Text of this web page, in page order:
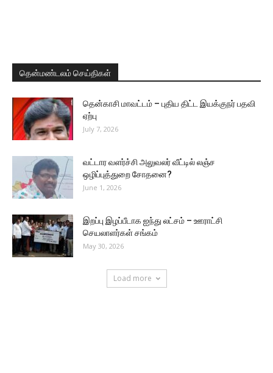
தென்மண்டலம் செய்திகள்
தென்காசி மாவட்டம் – புதிய திட்ட இயக்குநர் பதவி
ஏற்பு
July 7, 2026
வட்டார வளர்ச்சி அலுவலர் வீட்டில் லஞ்ச
ஒழிப்புத்துறை சோதனை?
June 1, 2026
இறப்பு இழப்பீடாக ஐந்து லட்சம் – ஊராட்சி
செயலாளர்கள் சங்கம்
May 30, 2026
Load more